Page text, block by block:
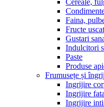
Faina,
Fructe
Gustari
Indulcitori
Paste
Produse
Frumusețe și
Ingrijire
Ingrijire fata
Ingrijire